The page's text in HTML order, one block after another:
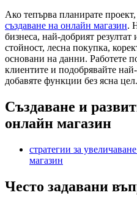
Ако тепърва планирате проект,
създаване на онлайн магазин.
бизнеса, най-добрият резултат
стойност, лесна покупка,
основани на данни. Работете
клиентите и подобрявайте
добавяте функции без ясна цел.
Създаване и
онлайн магазин
стратегии за
магазин
Често задавани